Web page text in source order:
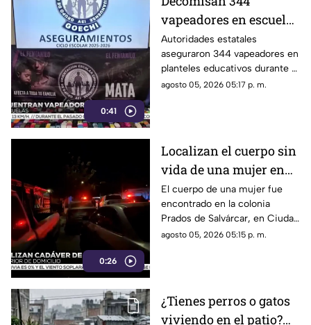
0:41
vapeadores en escuelas
de Chihuahua el
pasado ciclo escolar |
VIDEO
Autoridades estatales
aseguraron 344 vapeadores en
planteles educativos durante el
ciclo escolar 2025-2026.
agosto 05, 2026 05:17 p. m.
0:26
Localizan el cuerpo sin
vida de una mujer en
Ciudad Juárez | VIDEO
El cuerpo de una mujer fue
encontrado en la colonia
Prados de Salvárcar, en Ciudad
Juárez.
agosto 05, 2026 05:15 p. m.
¿Tienes perros o gatos
viviendo en el patio?